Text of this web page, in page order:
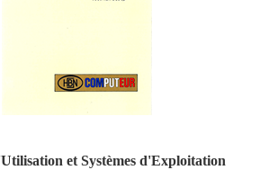
et Systèmes d'Exploitation